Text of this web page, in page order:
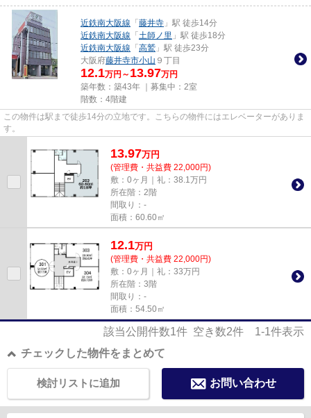
近鉄南大阪線 「 藤井寺 」駅 徒歩14分
近鉄南大阪線 「 土師ノ里 」駅 徒歩18分
近鉄南大阪線 「 高鷲 」駅 徒歩23分
大阪府藤井寺市小山 ９丁目
12.1万円～ 13.97万円
築年数：築43年 ｜募集中： 2室
階数：4階建
この物件は駅まで徒歩14分の立地です。こちらの物件にはエレベーターがありま
す。
13.97万円
(管理費・共益費 22,000円)
敷：0ヶ月｜礼：38.1万円
所在階：2階
間取り：-
面積：60.60㎡
12.1万円
(管理費・共益費 22,000円)
敷：0ヶ月｜礼：33万円
所在階：3階
間取り：-
面積：54.50㎡
該当公開件数1件 空き数2件 1-1件表示
チェックした物件をまとめて
お問い合わせ
検討リストに追加